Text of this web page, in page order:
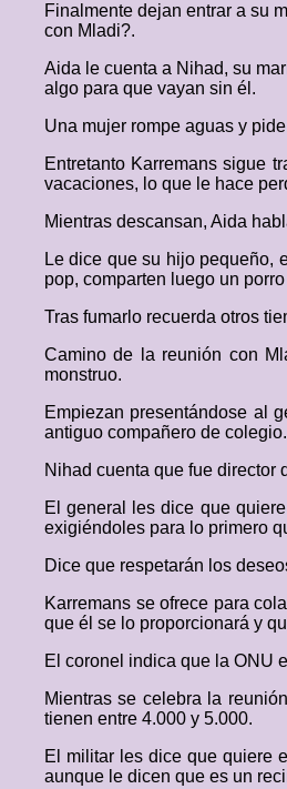
Finalmente dejan entrar a su
con Mladi?.
Aida le cuenta a Nihad, su
algo para que vayan sin él.
Una mujer rompe aguas y
Entretanto Karremans sigue
vacaciones, lo que le hace
Mientras descansan, Aida
Le dice que su hijo pequeño,
pop, comparten luego un
Tras fumarlo recuerda otros
Camino de la reunión con
monstruo.
Empiezan presentándose al
antiguo compañero de colegio.
Nihad cuenta que fue director
El general les dice que
exigiéndoles para lo primero
Dice que respetarán los
Karremans se ofrece para
que él se lo proporcionará y
El coronel indica que la ONU
Mientras se celebra la
tienen entre 4.000 y 5.000.
El militar les dice que quiere
aunque le dicen que es un